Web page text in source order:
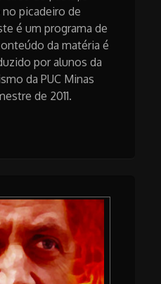
picadeiro de
é um programa de
da matéria é
por alunos da
da PUC Minas
de 2011.